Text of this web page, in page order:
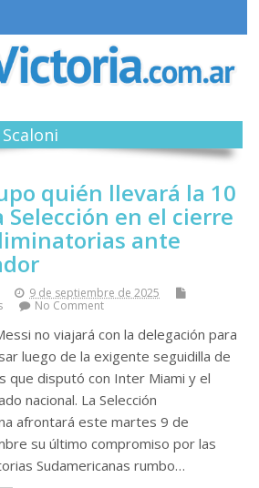
quién llevará la 10
Selección en el cierre
ante
9 de septiembre de 2025
No Comment
no viajará con la delegación para
luego de la exigente seguidilla de
que disputó con Inter Miami y el
nacional. La Selección
afrontará este martes 9 de
su último compromiso por las
Sudamericanas rumbo…